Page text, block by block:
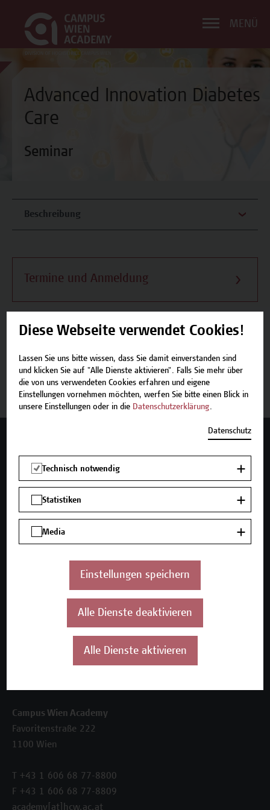
MENÜ
Advanced Innovation Diabetes
Care
Seminar
Beschreibung
Termine und Anmeldung
Beschreibung
Termine und Anmeldung
Unser Angebot
Seminare und Zertifikatsprogramme
Inhouse-Weiterbildung
Referenzen und Partner*innen
Campus Wien Academy
Favoritenstraße 222
1100 Wien
T +43 1 606 68 77-8800
F +43 1 606 68 77-8809
academy[at]hcw.ac.at
Diese Webseite verwendet Cookies!
Lassen Sie uns bitte wissen, dass Sie damit einverstanden sind
und klicken Sie auf "Alle Dienste aktivieren". Falls Sie mehr über
die von uns verwendeten Cookies erfahren und eigene
Einstellungen vornehmen möchten, werfen Sie bitte einen Blick in
unsere Einstellungen oder in die Datenschutzerklärung.
Datenschutz
Technisch notwendig
Statistiken
Media
Einstellungen speichern
Alle Dienste deaktivieren
Alle Dienste aktivieren